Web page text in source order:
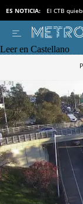
ES NOTICIA: El CTB
Leer en Castellano